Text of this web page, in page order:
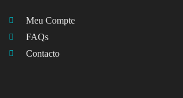
Meu Compte
FAQs
Contacto